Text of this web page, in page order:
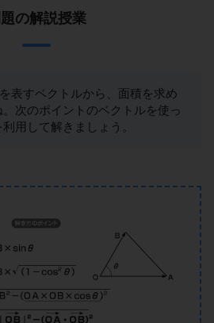
の解説授業
表すベクトルから、面積を求め
。次のポイントのベクトルを使っ
用して解きましょう。